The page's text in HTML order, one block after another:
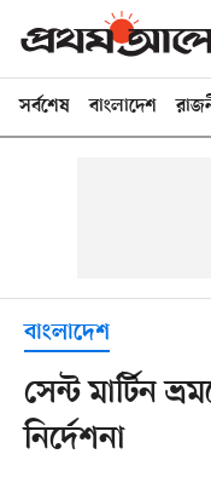
সর্বশেষ বাংলাদেশ
বাংলাদেশ
সেন্ট মার্টিন
নির্দেশনা